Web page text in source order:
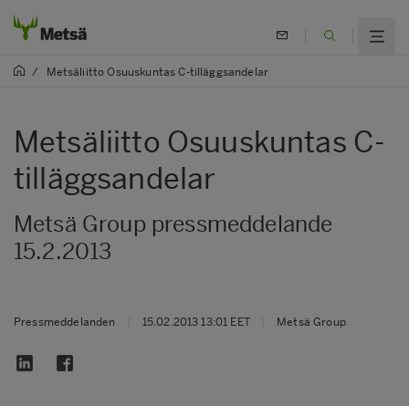
/ Metsäliitto Osuuskuntas C-tilläggsandelar
Metsäliitto Osuuskuntas C-
tilläggsandelar
Metsä Group pressmeddelande
15.2.2013
Pressmeddelanden 15.02.2013 13:01 EET Metsä Group